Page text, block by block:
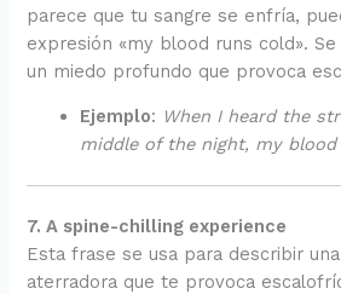
parece que tu sangre se enfría,
expresión «my blood runs cold».
un miedo profundo que provoca
Ejemplo: When I heard the
middle of the night, my blood
7. A spine-chilling experience
Esta frase se usa para describir
aterradora que te provoca